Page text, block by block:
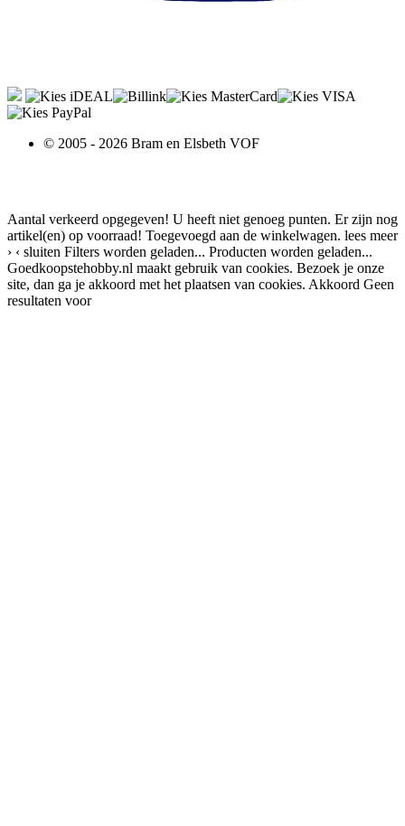
© 2005 - 2026 Bram en Elsbeth VOF
Aantal verkeerd opgegeven! U heeft niet genoeg punten. Er zijn nog
artikel(en) op voorraad! Toegevoegd aan de winkelwagen. lees meer
› ‹ sluiten Filters worden geladen... Producten worden geladen...
Goedkoopstehobby.nl maakt gebruik van cookies. Bezoek je onze
site, dan ga je akkoord met het plaatsen van cookies. Akkoord Geen
resultaten voor